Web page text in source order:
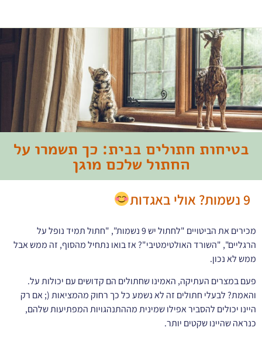
בטיחות חתולים בבית: כך תשמרו על
החתול שלכם מוגן
9 נשמות? אולי באגדות
מכירים את הביטויים "לחתול יש 9 נשמות", "חתול תמיד נופל על
הרגליים", "השורד האולטימטיבי"? אז בואו נתחיל מהסוף, זה ממש אבל
ממש לא נכון.
פעם במצרים העתיקה, האמינו שחתולים הם קדושים עם יכולות על.
והאמת? לבעלי חתולים זה לא נשמע כל כך רחוק מהמציאות (; אם רק
היינו יכולים להסביר אפילו שמינית מההתנהגויות המפתיעות שלהם,
כנראה שהיינו שקטים יותר.